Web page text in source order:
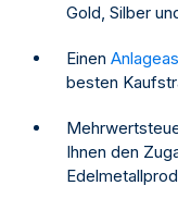
Gold, Silber
Einen
besten
Ihnen den